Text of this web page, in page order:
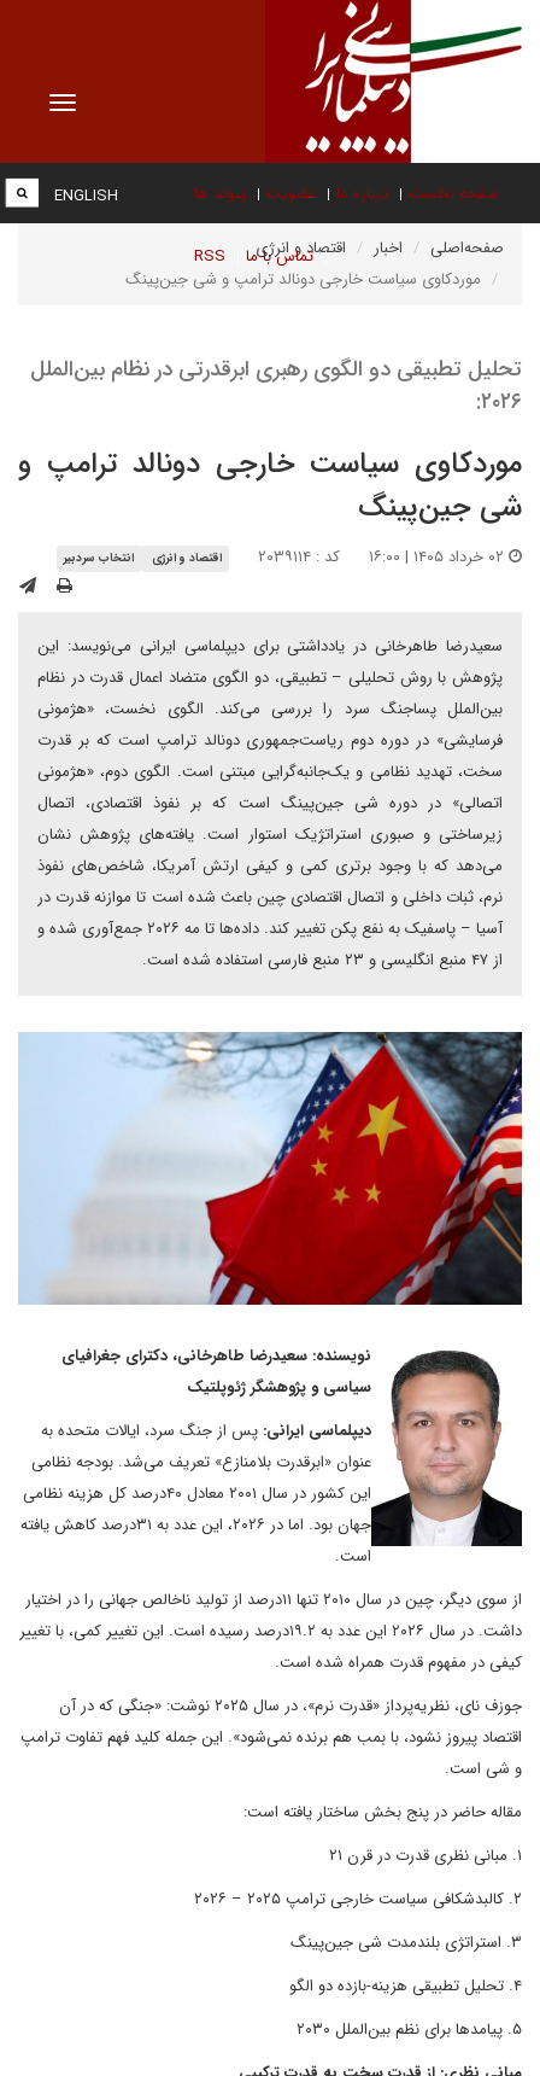
Toggle
صفحه نخست درباره ما عضویت پیوند ها
تماس با ما RSS
ENGLISH
صفحه‌اصلی اخبار
اقتصاد و انرژی
موردکاوی سیاست خارجی دونالد ترامپ و شی جین‌پینگ
تحلیل تطبیقی دو الگوی رهبری ابرقدرتی در نظام بین‌الملل
۲۰۲۶:
موردکاوی سیاست خارجی دونالد ترامپ و
شی جین‌پینگ
کد : ۲۰۳۹۱۱۴ اقتصاد و انرژی انتخاب سردبیر
سعیدرضا طاهرخانی در یادداشتی برای دیپلماسی ایرانی می‌نویسد: این
پژوهش با روش تحلیلی – تطبیقی، دو الگوی متضاد اعمال قدرت در نظام
بین‌الملل پساجنگ سرد را بررسی می‌کند. الگوی نخست، «هژمونی
فرسایشی» در دوره دوم ریاست‌جمهوری دونالد ترامپ است که بر قدرت
سخت، تهدید نظامی و یک‌جانبه‌گرایی مبتنی است. الگوی دوم، «هژمونی
اتصالی» در دوره شی جین‌پینگ است که بر نفوذ اقتصادی، اتصال
زیرساختی و صبوری استراتژیک استوار است. یافته‌های پژوهش نشان
می‌دهد که با وجود برتری کمی و کیفی ارتش آمریکا، شاخص‌های نفوذ
نرم، ثبات داخلی و اتصال اقتصادی چین باعث شده است تا موازنه قدرت در
آسیا – پاسفیک به نفع پکن تغییر کند. داده‌ها تا مه ۲۰۲۶ جمع‌آوری شده و
از ۴۷ منبع انگلیسی و ۲۳ منبع فارسی استفاده شده است.
نویسنده: سعیدرضا طاهرخانی، دکترای جغرافیای
سیاسی و پژوهشگر ژئوپلتیک
دیپلماسی ایرانی: پس از جنگ سرد، ایالات متحده به
عنوان «ابرقدرت بلامنازع» تعریف می‌شد. بودجه نظامی
این کشور در سال ۲۰۰۱ معادل ۴۰درصد کل هزینه نظامی
جهان بود. اما در ۲۰۲۶، این عدد به ۳۱درصد کاهش یافته
است.
از سوی دیگر، چین در سال ۲۰۱۰ تنها ۱۱درصد از تولید ناخالص جهانی را در اختیار
داشت. در سال ۲۰۲۶ این عدد به ۱۹.۲درصد رسیده است. این تغییر کمی، با تغییر
کیفی در مفهوم قدرت همراه شده است.
جوزف نای، نظریه‌پرداز «قدرت نرم»، در سال ۲۰۲۵ نوشت: «جنگی که در آن
اقتصاد پیروز نشود، با بمب هم برنده نمی‌شود». این جمله کلید فهم تفاوت ترامپ
و شی است.
مقاله حاضر در پنج بخش ساختار یافته است:
۱. مبانی نظری قدرت در قرن ۲۱
۲. کالبدشکافی سیاست خارجی ترامپ ۲۰۲۵ – ۲۰۲۶
۳. استراتژی بلندمدت شی جین‌پینگ
۴. تحلیل تطبیقی هزینه-بازده دو الگو
۵. پیامدها برای نظم بین‌الملل ۲۰۳۰